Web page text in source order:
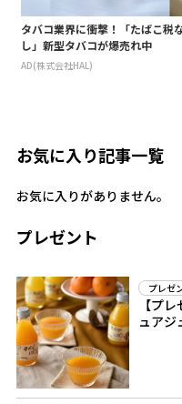
タバコ業界に衝撃！「たばこ税
し」新型タバコが爆売れ中
AD(株式会社HAL)
お気に入り記事一覧
お気に入りがありません。
プレゼント
プレゼ
【プ
ュア